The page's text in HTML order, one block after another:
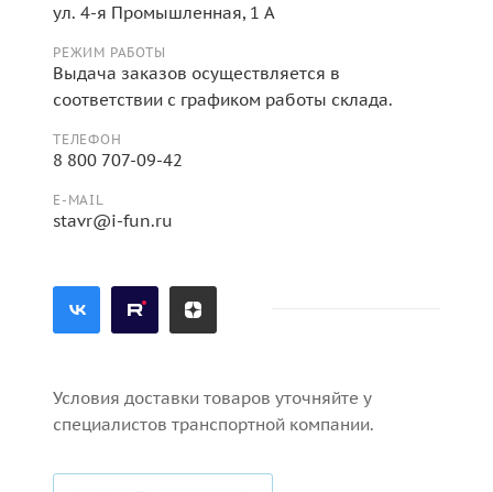
ул. 4-я Промышленная, 1 А
РЕЖИМ РАБОТЫ
Выдача заказов осуществляется в
соответствии с графиком работы склада.
ТЕЛЕФОН
8 800 707-09-42
E-MAIL
stavr@i-fun.ru
Условия доставки товаров уточняйте у
специалистов транспортной компании.